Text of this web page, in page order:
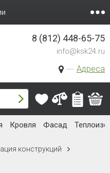
Адреса
8 (812) 448-65-75
info@ksk24.ru
Кровля Фасад
конструкций